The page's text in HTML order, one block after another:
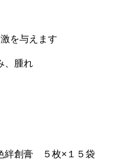
を与えます
、腫れ
絆創膏 ５枚×１５袋